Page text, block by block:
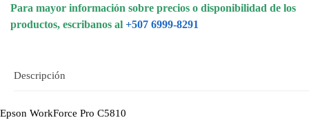
Para mayor información sobre precios o disponibilidad de los
productos, escribanos al +507 6999-8291
Descripción
Epson WorkForce Pro C5810